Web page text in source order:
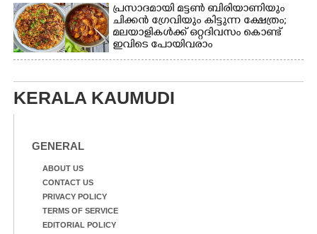
പ്രസാദമായി മട്ടൺ ബിരിയാണിയും
ചിക്കൻ ഗ്രേവിയും കിട്ടുന്ന ക്ഷേത്രം;
മലയാളികൾക്ക് ഒറ്റദിവസം കൊണ്ട്
ഇവിടെ പോയിവരാം
KERALA KAUMUDI
GENERAL
ABOUT US
CONTACT US
PRIVACY POLICY
TERMS OF SERVICE
EDITORIAL POLICY